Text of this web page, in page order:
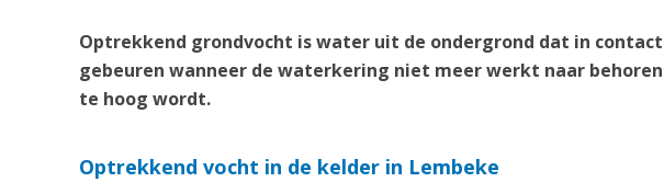
Optrekkend grondvocht is water uit de ondergrond dat in
gebeuren wanneer de waterkering niet meer werkt naar
te hoog wordt.
Optrekkend vocht in de kelder in Lembeke